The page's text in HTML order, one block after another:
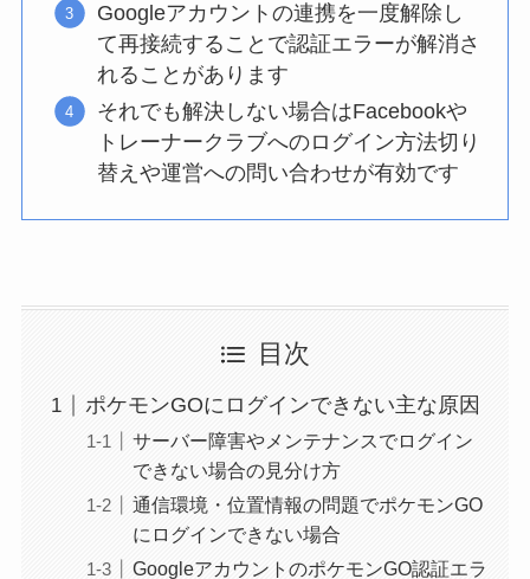
Googleアカウントの連携を一度解除し
て再接続することで認証エラーが解消さ
れることがあります
それでも解決しない場合はFacebookや
トレーナークラブへのログイン方法切り
替えや運営への問い合わせが有効です
目次
ポケモンGOにログインできない主な原因
サーバー障害やメンテナンスでログイン
できない場合の見分け方
通信環境・位置情報の問題でポケモンGO
にログインできない場合
GoogleアカウントのポケモンGO認証エラ